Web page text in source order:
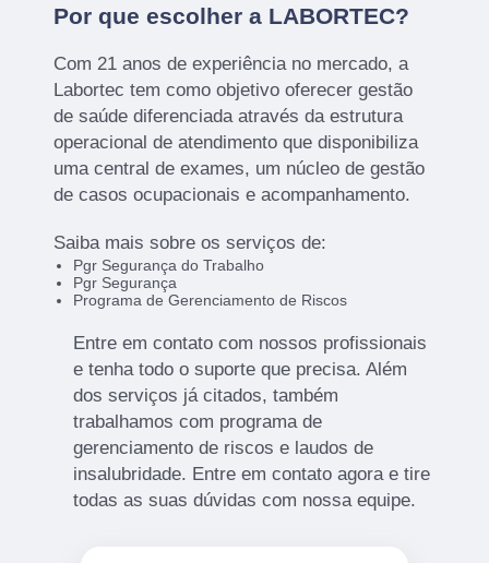
Por que escolher a LABORTEC?
Com 21 anos de experiência no mercado, a
Labortec tem como objetivo oferecer gestão
de saúde diferenciada através da estrutura
operacional de atendimento que disponibiliza
uma central de exames, um núcleo de gestão
de casos ocupacionais e acompanhamento.
Saiba mais sobre os serviços de:
Pgr Segurança do Trabalho
Pgr Segurança
Programa de Gerenciamento de Riscos
Entre em contato com nossos profissionais
e tenha todo o suporte que precisa. Além
dos serviços já citados, também
trabalhamos com programa de
gerenciamento de riscos e laudos de
insalubridade. Entre em contato agora e tire
todas as suas dúvidas com nossa equipe.